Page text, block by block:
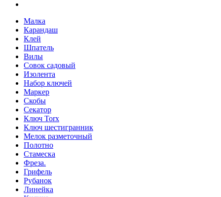
Малка
Карандаш
Клей
Шпатель
Вилы
Совок садовый
Изолента
Набор ключей
Маркер
Скобы
Секатор
Ключ Torx
Ключ шестигранник
Мелок разметочный
Полотно
Стамеска
Фреза.
Грифель
Рубанок
Линейка